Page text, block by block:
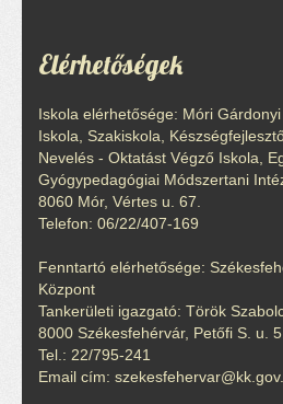
Elérhetőségek
Iskola elérhetősége: Móri
Iskola, Szakiskola,
Nevelés - Oktatást Végző Iskola,
Gyógypedagógiai Módszertani
8060 Mór, Vértes u. 67.
Telefon: 06/22/407-169
Fenntartó elérhetősége:
Központ
Tankerületi igazgató: Török
8000 Székesfehérvár, Petőfi S. u. 5.
Tel.: 22/795-241
Email cím: